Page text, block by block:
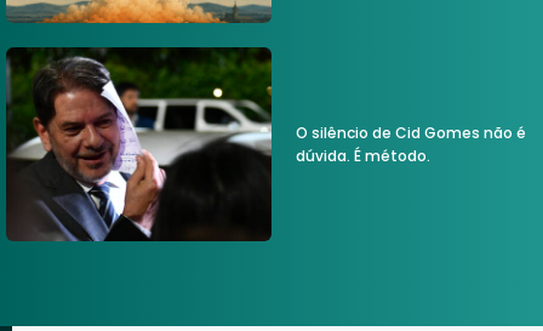
O silêncio de Cid Gomes não é
dúvida. É método.